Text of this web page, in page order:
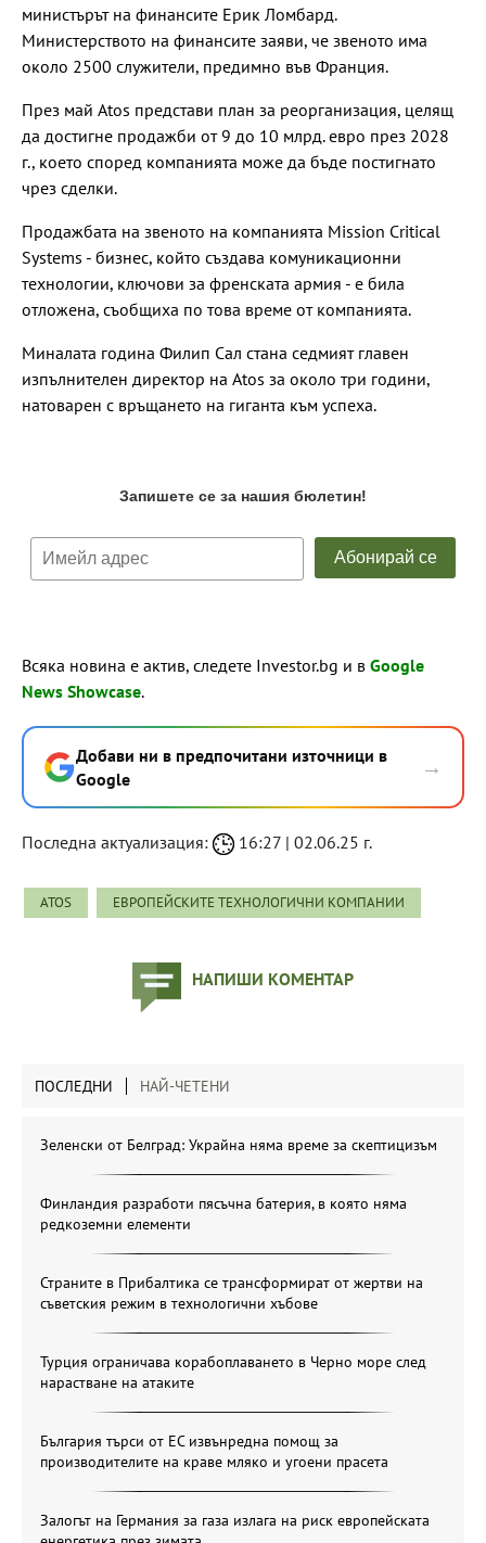
министърът на финансите Ерик Ломбард.
Министерството на финансите заяви, че звеното има
около 2500 служители, предимно във Франция.
През май Atos представи план за реорганизация, целящ
да достигне продажби от 9 до 10 млрд. евро през 2028
г., което според компанията може да бъде постигнато
чрез сделки.
Продажбата на звеното на компанията Mission Critical
Systems - бизнес, който създава комуникационни
технологии, ключови за френската армия - е била
отложена, съобщиха по това време от компанията.
Миналата година Филип Сал стана седмият главен
изпълнителен директор на Atos за около три години,
натоварен с връщането на гиганта към успеха.
Всяка новина е актив, следете Investor.bg и в Google
News Showcase.
Добави ни в предпочитани източници в
Google
→
Последна актуализация: 16:27 | 02.06.25 г.
ATOS ЕВРОПЕЙСКИТЕ ТЕХНОЛОГИЧНИ КОМПАНИИ
НАПИШИ КОМЕНТАР
ПОСЛЕДНИ НАЙ-ЧЕТЕНИ
Зеленски от Белград: Украйна няма време за скептицизъм
Финландия разработи пясъчна батерия, в която няма
редкоземни елементи
Страните в Прибалтика се трансформират от жертви на
съветския режим в технологични хъбове
Турция ограничава корабоплаването в Черно море след
нарастване на атаките
България търси от ЕС извънредна помощ за
производителите на краве мляко и угоени прасета
Залогът на Германия за газа излага на риск европейската